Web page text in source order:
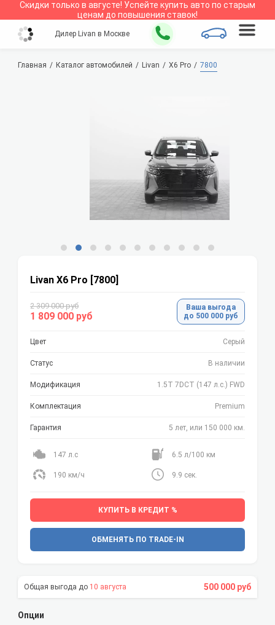
Скидки только в августе! Успейте купить авто по старым
ценам до повышения ставок!
Дилер Livan в Москве
Главная Каталог автомобилей Livan X6 Pro 7800
Livan X6 Pro [7800]
2 309 000 руб
1 809 000 руб
Ваша выгода
до 500 000 руб
Цвет Серый
Статус В наличии
Модификация 1.5T 7DCT (147 л.с.) FWD
Комплектация Premium
Гарантия 5 лет, или 150 000 км.
147 л.с 6.5 л/100 км
190 км/ч 9.9 сек.
КУПИТЬ В КРЕДИТ %
ОБМЕНЯТЬ ПО TRADE-IN
10 августа 500 000 руб
Опции